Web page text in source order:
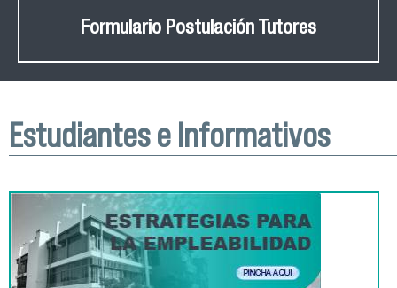
Formulario Postulación Tutores
Estudiantes e Informativos